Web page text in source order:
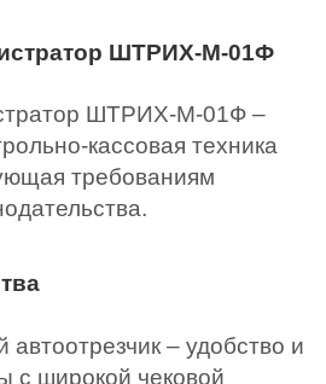
ШТРИХ-М-01Ф
ШТРИХ-М-01Ф –
кассовая техника
требованиям
автоотрезчик – удобство и
с широкой чековой